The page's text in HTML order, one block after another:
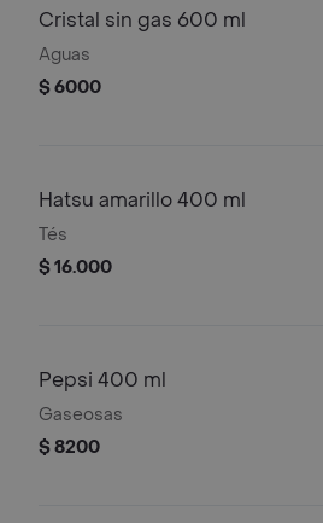
Cristal sin gas 600 ml
Aguas
$ 6000
Hatsu amarillo 400 ml
Tés
$ 16.000
Pepsi 400 ml
Gaseosas
$ 8200